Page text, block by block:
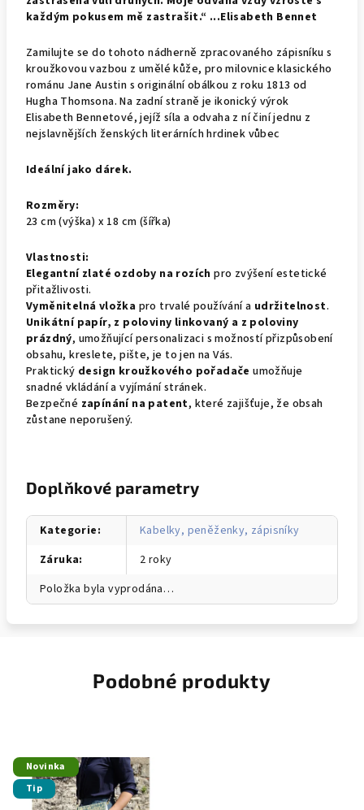
každým pokusem mě zastrašit.“ ...Elisabeth Bennet
Zamilujte se do tohoto nádherně zpracovaného zápisníku s
kroužkovou vazbou z umělé kůže, pro milovnice klasického
románu Jane Austin s originální obálkou z roku 1813 od
Hugha Thomsona. Na zadní straně je ikonický výrok
Elisabeth Bennetové, jejíž síla a odvaha z ní činí jednu z
nejslavnějších ženských literárních hrdinek vůbec
Ideální jako dárek.
Rozměry:
23 cm (výška) x 18 cm (šířka)
Vlastnosti:
Elegantní zlaté ozdoby na rozích pro zvýšení estetické
přitažlivosti.
Vyměnitelná vložka pro trvalé používání a udržitelnost.
Unikátní papír, z poloviny linkovaný a z poloviny
prázdný, umožňující personalizaci s možností přizpůsobení
obsahu, kreslete, pište, je to jen na Vás.
Praktický design kroužkového pořadače umožňuje
snadné vkládání a vyjímání stránek.
Bezpečné zapínání na patent, které zajišťuje, že obsah
zůstane neporušený.
Doplňkové parametry
Kategorie:
Kabelky, peněženky, zápisníky
Záruka:
2 roky
Položka byla vyprodána…
Podobné produkty
Novinka
Tip